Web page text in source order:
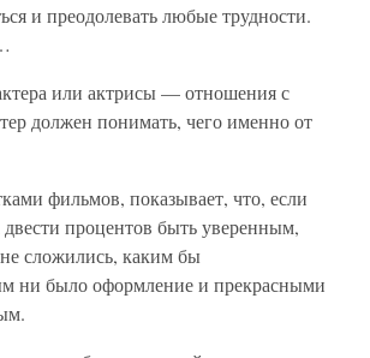
и преодолевать любые трудности.
или актрисы — отношения с
должен понимать, чего именно от
фильмов, показывает, что, если
процентов быть уверенным,
сложились, каким бы
ни было оформление и прекрасными